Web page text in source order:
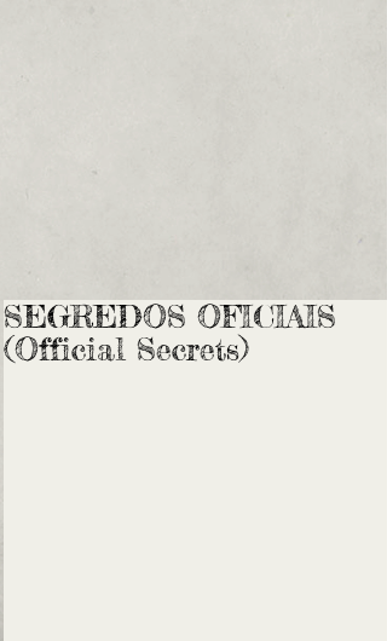
SEGREDOS OFICIAIS
(Official Secrets)